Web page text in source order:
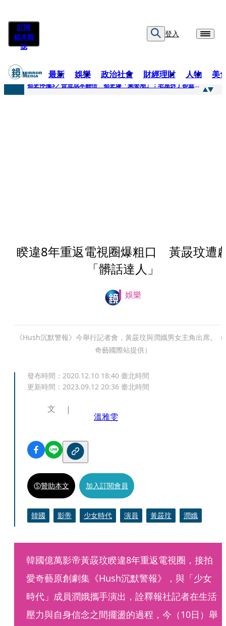
訂閱
紙本雜
誌
登入
最新 娛樂 政治社會 財經理財 人物 美
快訊
都更停擺3／營造成本翻倍 都更爆「棄嬰潮」：老屋拆了卻蓋不下去
睽違8年重返電視圈爆粗口 黃晸玟遭
「髒話達人」
娛樂
《Hush沉默警報》今舉行記者會，黃晸玟與潤娥男女主角出席。（
奇藝國際站提供）
發布時間： 2020.12.10 18:40 臺北時間
更新時間： 2023.09.12 20:36 臺北時間
文
溫雅雯
贊助本文 加入訂閱會員
韓國 影帝 少女時代 演員 黃晸玟 潤娥
韓國億萬影帝黃晸玟睽違8年重返電視圈，接拍
愛奇藝原創劇集《Hush沉默警報》，與「少女
時代」成員潤娥攜手演出，詮釋報社記者在生活
壓力與自身信念之間擺盪的過程，今（10日）舉